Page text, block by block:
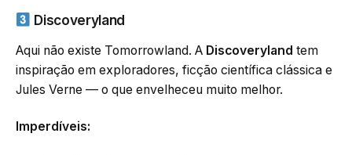
Discoveryland
Aqui não existe Tomorrowland. A Discoveryland tem
inspiração em exploradores, ficção científica clássica e
Jules Verne — o que envelheceu muito melhor.
Imperdíveis: